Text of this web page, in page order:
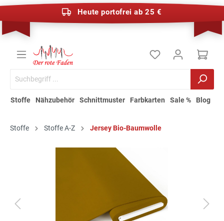
Heute portofrei ab 25 €
Stoffe Nähzubehör Schnittmuster Farbkarten Sale % Blog
Stoffe Stoffe A-Z Jersey Bio-Baumwolle